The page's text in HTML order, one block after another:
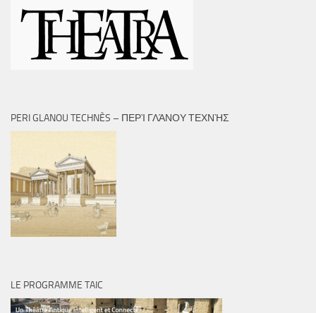
PERI GLANOU TECHNÈS – ΠΕΡῚ ΓΛΆΝΟΥ ΤΕΧΝῊΣ
LE PROGRAMME TAIC